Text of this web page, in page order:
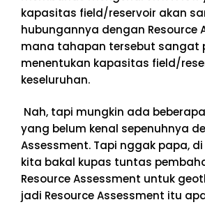
kapasitas field/reservoir akan
hubungannya dengan Resource
mana tahapan tersebut sangat
menentukan kapasitas field/
keseluruhan.
Nah, tapi mungkin ada
yang belum kenal sepenuhnya
Assessment. Tapi nggak papa,
kita bakal kupas tuntas
Resource Assessment untuk
jadi Resource Assessment itu